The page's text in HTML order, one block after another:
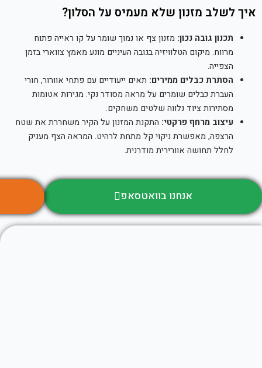
איך לשלב מזנון שלא מעמיס על הסלון?
תכנון גובה נכון: מזנון צף או נמוך שומר על קו ראייה פתוח
מרווח. מיקום הטלוויזיה בגובה העיניים מונע מאמץ צווארי בזמן
הצפייה.
הסתרת כבלים ממירים: תאים ייעודיים עם פתחי אוורור, חורי
העברת כבלים שומרים על מראה מסודר נקי. מגירות אטומות
מסתירות ציוד נלווה שלטים משחקים.
עיצוב מרחף פרקטי: התקנת המזנון על הקיר משחררת את שטח
הרצפה, מאפשרת ניקוי קל מתחת לרהיט. המראה הצף מעניק
לחלל תחושה אוורירית מודרנית.
אנחנו בוואטסאפ